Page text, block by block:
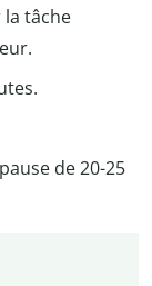
tâche
de 20-25